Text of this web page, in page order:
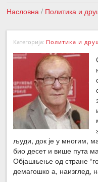
Насловна / Политика и
Пандемије Ковид-19
Категорија: Политика и
људи, док је у многим,
био десет и више пута
Објашњење од стране
демагошко а, наизглед,